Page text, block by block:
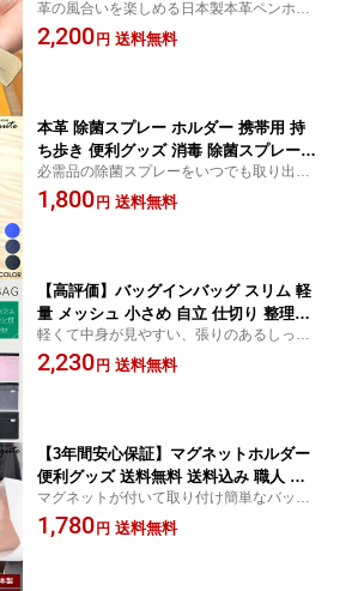
高級感 おしゃれ ビジネス 革 牛革 レザ
ー ペン差し 人気 万年筆 黒 ブラウン ベ
革の風合いを楽しめる日本製本革ペンホル
ダー。シンプルなデザインでビジネスシー
ンにも◎。万年筆もすっぽり収まるスリム
2,200円 送料無料
本革 除菌スプレー ホルダー 携帯用 持
ち歩き 便利グッズ 消毒 除菌スプレー
ケース 30ml メンズ レディース ユニセ
ックス 男女兼用 日本製 男性 女性 ビジ
必需品の除菌スプレーをいつでも取り出せ
る携帯用スプレーホルダー。触り心地のよ
いスムーズレザーを使用。リュック、ショ
1,800円 送料無料
【高評価】バッグインバッグ スリム 軽
量 メッシュ 小さめ 自立 仕切り 整理収
納 インナーバッグ 持ち手付き レディー
ス 母の日 ギフト uniqute
軽くて中身が見やすい、張りのあるしっか
りメッシュ仕様。くたっとなりにくく、す
っきり整うバッグインバッグ。
2,230円 送料無料
【3年間安心保証】マグネットホルダー
便利グッズ 送料無料 送料込み 職人 ハ
ンドメイド 日本製 本革 アイディア商品
18mmマグネットホック キー バッグイ
マグネットが付いて取り付け簡単なバッグ
用ホルダー。uniquteトートバッグ専用の商
品になります。
1,780円 送料無料